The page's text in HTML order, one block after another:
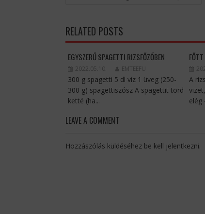
NAVIGÁCIÓ
RELATED POSTS
EGYSZERŰ SPAGETTI RIZSFŐZŐBEN
2022.05.10. EMTEEFU
300 g spagetti 5 dl víz 1 üveg (250-
300 g) spagettiszósz A spagettit törd
ketté (ha...
A
elég
LEAVE A COMMENT
Hozzászólás küldéséhez be kell jelentkezni.